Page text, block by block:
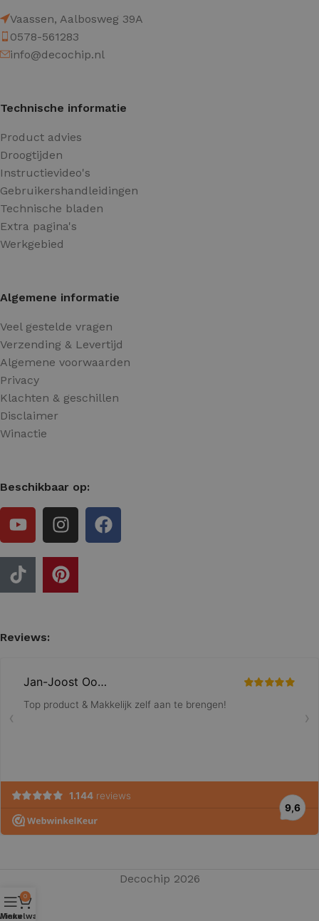
Vaassen, Aalbosweg 39A
0578-561283
info@decochip.nl
Technische informatie
Product advies
Droogtijden
Instructievideo's
Gebruikershandleidingen
Technische bladen
Extra pagina's
Werkgebied
Algemene informatie
Veel gestelde vragen
Verzending & Levertijd
Algemene voorwaarden
Privacy
Klachten & geschillen
Disclaimer
Winactie
Beschikbaar op:
Reviews:
Decochip 2026
Menu
0